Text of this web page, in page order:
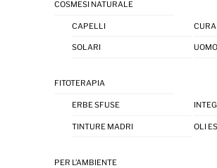
COSMESI NATURALE
CAPELLI
SOLARI UOMO
FITOTERAPIA
ERBE SFUSE
TINTURE MADRI OLI
PER L’AMBIENTE